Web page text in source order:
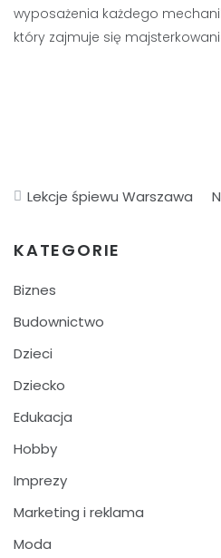
wyposażenia każdego
który zajmuje się
Nawigacja
Lekcje śpiewu Warszawa
KATEGORIE
Biznes
Budownictwo
Dzieci
Dziecko
Edukacja
Hobby
Imprezy
Marketing i reklama
Moda